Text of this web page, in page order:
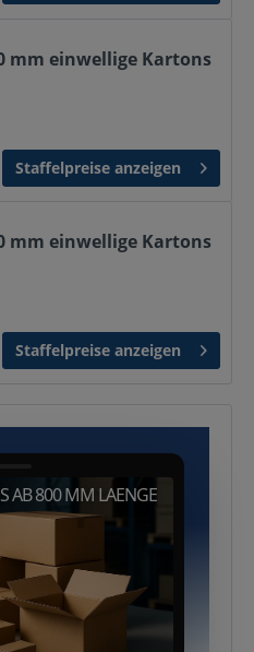
mm einwellige Kartons
Staffelpreise anzeigen
mm einwellige Kartons
Staffelpreise anzeigen
AB 800 MM LAENGE